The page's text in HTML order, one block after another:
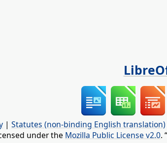
| Statutes (non-binding English translation)
under the Mozilla Public License v2.0.